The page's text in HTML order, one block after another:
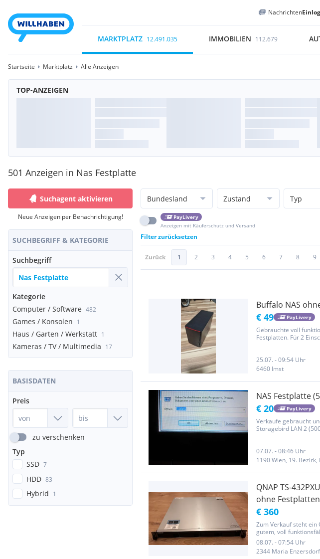
Nachrichten
MARKTPLATZ 12.491.035 IMMOBILIEN 112.679
Startseite Marktplatz Alle Anzeigen
TOP-ANZEIGEN
501 Anzeigen in Nas Festplatte
Suchagent aktivieren
Neue Anzeigen per Benachrichtigung!
SUCHBEGRIFF & KATEGORIE
Suchbegriff
Kategorie
Computer / Software 482
Games / Konsolen 1
Haus / Garten / Werkstatt 1
Kameras / TV / Multimedia 17
BASISDATEN
Preis
zu verschenken
Typ
SSD 7
HDD 83
Hybrid 1
Bundesland Zustand Typ
PayLivery
Anzeigen mit Käuferschutz und Versand
Filter zurücksetzen
Zurück 1 2 3 4 5 6 7 8 9
Buffalo NAS
€ 49 PayLivery
Gebrauchte voll
Festplatten. Für 2
25.07. - 09:54 Uhr
6460 Imst
NAS Festplatte
€ 20 PayLivery
Verkaufe gebraucht
Storagebird LAN 2
Angebote...
07.07. - 08:46 Uhr
1190 Wien, 19. Bezirk,
QNAP TS-
ohne Festplatten
€ 360
Zum Verkauf steht ein
gutem, voll
zuverlässig im Einsatz
verkauft. Es wird ohne
4...
08.07. - 07:54 Uhr
2344 Maria Enzersdorf